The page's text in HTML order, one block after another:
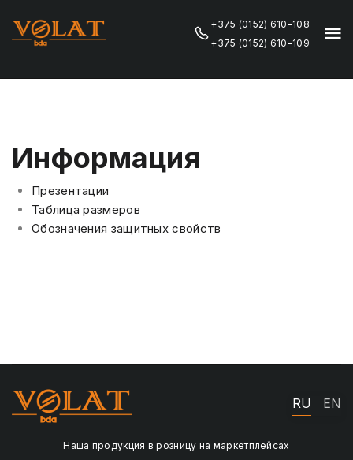
+375 (0152) 610-108
+375 (0152) 610-109
Информация
Презентации
Таблица размеров
Обозначения защитных свойств
RU EN
Наша продукция в розницу на маркетплейсах